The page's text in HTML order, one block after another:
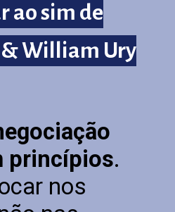
ao sim de
& William Ury
ao sim de
& William Ury
princípios.
nos